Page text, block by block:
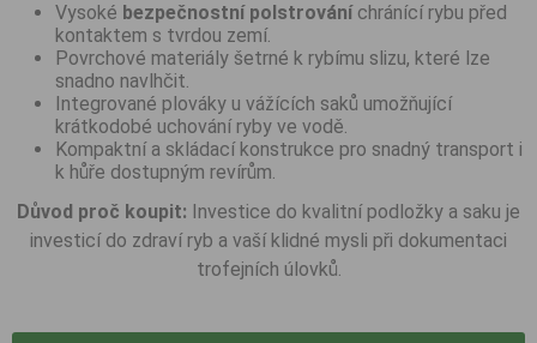
Vysoké bezpečnostní polstrováníchránící rybu před
kontaktem s tvrdou zemí.
Povrchové materiály šetrné k rybímu slizu, které lze
snadno navlhčit.
Integrované plováky u vážících saků umožňující
krátkodobé uchování ryby ve vodě.
Kompaktní a skládací konstrukce pro snadný transport i
k hůře dostupným revírům.
Důvod proč koupit: Investice do kvalitní podložky a saku je
investicí do zdraví ryb a vaší klidné mysli při dokumentaci
trofejních úlovků.